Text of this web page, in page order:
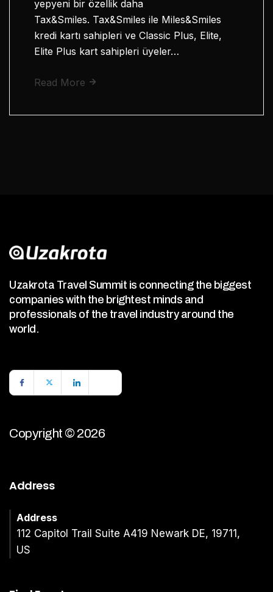
yepyeni bir özellik daha
Tax&Smiles. Tax&Smiles ile Miles&Smiles
kredi kartı sahipleri ve Classic Plus, Elite,
Elite Plus kart sahipleri üyeler…
Read More
Uzakrota Travel Summit is connecting the biggest
companies with the brightest minds and
professionals of the travel industry around the
world.
Copyright © 2026
Address
Address
112 Capitol Trail Suite A419 Newark DE, 19711,
US